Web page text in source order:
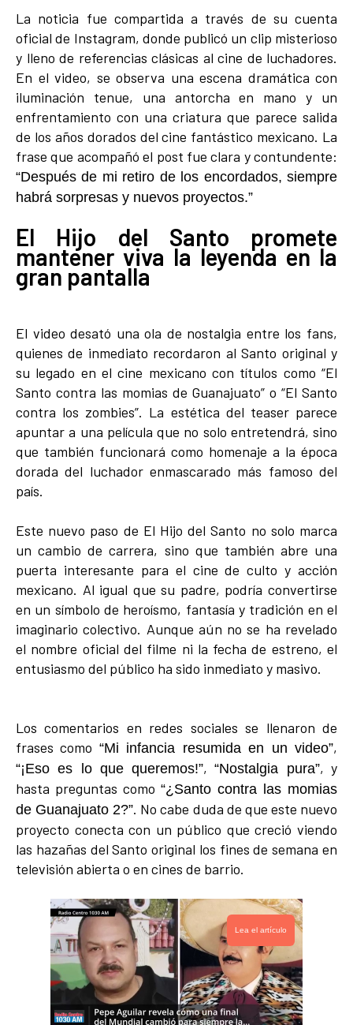
La noticia fue compartida a través de su cuenta
oficial de Instagram, donde publicó un clip misterioso
y lleno de referencias clásicas al cine de luchadores.
En el video, se observa una escena dramática con
iluminación tenue, una antorcha en mano y un
enfrentamiento con una criatura que parece salida
de los años dorados del cine fantástico mexicano. La
frase que acompañó el post fue clara y contundente:
“Después de mi retiro de los encordados, siempre
habrá sorpresas y nuevos proyectos.”
El Hijo del Santo promete
mantener viva la leyenda en la
gran pantalla
El video desató una ola de nostalgia entre los fans,
quienes de inmediato recordaron al Santo original y
su legado en el cine mexicano con títulos como “El
Santo contra las momias de Guanajuato” o “El Santo
contra los zombies”. La estética del teaser parece
apuntar a una película que no solo entretendrá, sino
que también funcionará como homenaje a la época
dorada del luchador enmascarado más famoso del
país.
Este nuevo paso de El Hijo del Santo no solo marca
un cambio de carrera, sino que también abre una
puerta interesante para el cine de culto y acción
mexicano. Al igual que su padre, podría convertirse
en un símbolo de heroísmo, fantasía y tradición en el
imaginario colectivo. Aunque aún no se ha revelado
el nombre oficial del filme ni la fecha de estreno, el
entusiasmo del público ha sido inmediato y masivo.
Los comentarios en redes sociales se llenaron de
frases como “Mi infancia resumida en un video”,
“¡Eso es lo que queremos!”,“Nostalgia pura”, y
hasta preguntas como “¿Santo contra las momias
de Guanajuato 2?”. No cabe duda de que este nuevo
proyecto conecta con un público que creció viendo
las hazañas del Santo original los fines de semana en
televisión abierta o en cines de barrio.
Lea el artículo